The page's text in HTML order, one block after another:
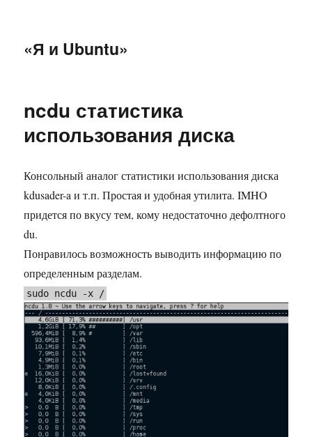
«Я и Ubuntu»
ncdu статистика
использования диска
Консольный аналог статистики использования диска
kdusader-a и т.п. Простая и удобная утилита. IMHO
придется по вкусу тем, кому недостаточно дефолтного
du.
Понравилось возможность выводить информацию по
определенным разделам.
sudo ncdu -x /